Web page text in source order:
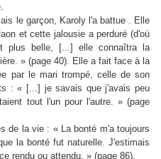
le garçon, Karoly l'a battue . Elle
et cette jalousie a perduré (d'où
plus belle, [...] elle connaîtra la
» (page 40). Elle a fait face à la
par le mari trompé, celle de son
: « [...] je savais que j'avais peu
tout l'un pour l'autre. » (page
de la vie : « La bonté m'a toujours
la bonté fut naturelle. J'estimais
rendu ou attendu. » (page 86).